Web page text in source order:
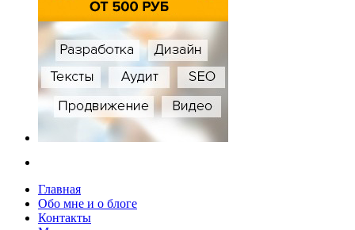
Главная
Обо мне и о блоге
Контакты